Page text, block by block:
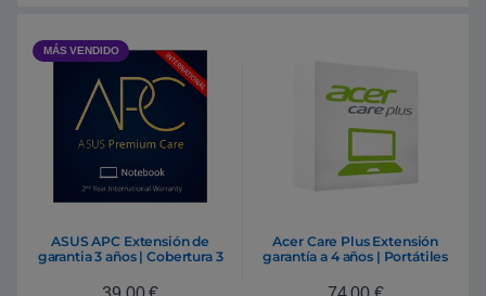
MÁS VENDIDO
ASUS APC Extensión de
garantia 3 años | Cobertura 3
Expert Series
Acer Care Plus Extensión
garantía a 4 años | Portátiles
año Internacional – Garantía